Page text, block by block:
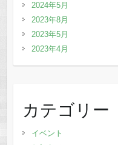
2024年5月
2023年8月
2023年5月
2023年4月
カテゴリー
イベント